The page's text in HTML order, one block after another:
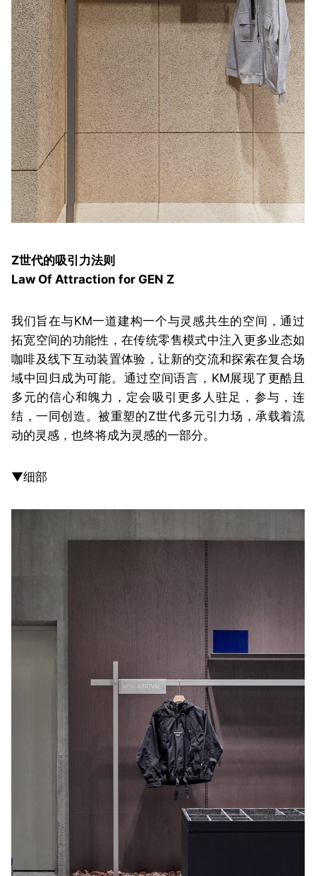
Z世代的吸引力法则
Law Of Attraction for GEN Z
我们旨在与KM一道建构一个与灵感共生的空间，通过
拓宽空间的功能性，在传统零售模式中注入更多业态如
咖啡及线下互动装置体验，让新的交流和探索在复合场
域中回归成为可能。通过空间语言，KM展现了更酷且
多元的信心和魄力，定会吸引更多人驻足，参与，连
结，一同创造。被重塑的Z世代多元引力场，承载着流
动的灵感，也终将成为灵感的一部分。
▼细部